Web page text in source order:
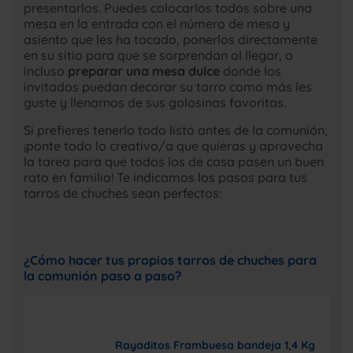
presentarlos. Puedes colocarlos todos sobre una
mesa en la entrada con el número de mesa y
asiento que les ha tocado, ponerlos directamente
en su sitio para que se sorprendan al llegar, o
incluso preparar una mesa dulce donde los
invitados puedan decorar su tarro como más les
guste y llenarnos de sus golosinas favoritas.
Si prefieres tenerlo todo listo antes de la comunión,
¡ponte todo lo creativo/a que quieras y aprovecha
la tarea para que todos los de casa pasen un buen
rato en familia! Te indicamos los pasos para tus
tarros de chuches sean perfectos:
¿Cómo hacer tus propios tarros de chuches para
la comunión paso a paso?
Rayaditos Frambuesa bandeja 1,4 Kg